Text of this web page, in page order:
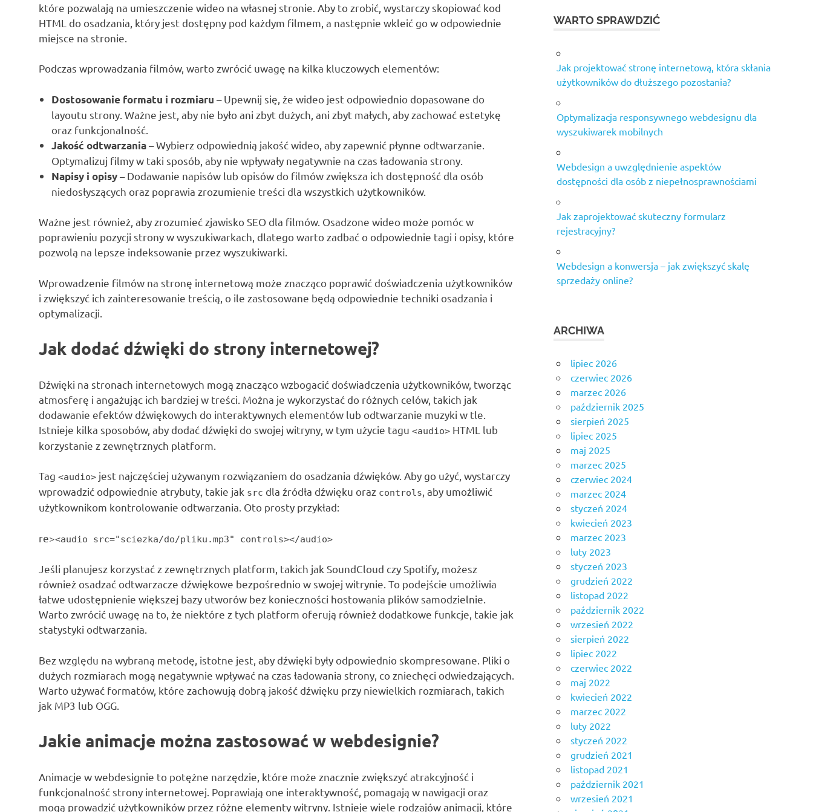
które pozwalają na umieszczenie wideo na własnej stronie. Aby to zrobić, wystarczy skopiować kod
HTML do osadzania, który jest dostępny pod każdym filmem, a następnie wkleić go w odpowiednie
miejsce na stronie.
Podczas wprowadzania filmów, warto zwrócić uwagę na kilka kluczowych elementów:
Dostosowanie formatu i rozmiaru – Upewnij się, że wideo jest odpowiednio dopasowane do
layoutu strony. Ważne jest, aby nie było ani zbyt dużych, ani zbyt małych, aby zachować estetykę
oraz funkcjonalność.
Jakość odtwarzania– Wybierz odpowiednią jakość wideo, aby zapewnić płynne odtwarzanie.
Optymalizuj filmy w taki sposób, aby nie wpływały negatywnie na czas ładowania strony.
Napisy i opisy– Dodawanie napisów lub opisów do filmów zwiększa ich dostępność dla osób
niedosłyszących oraz poprawia zrozumienie treści dla wszystkich użytkowników.
Ważne jest również, aby zrozumieć zjawisko SEO dla filmów. Osadzone wideo może pomóc w
poprawieniu pozycji strony w wyszukiwarkach, dlatego warto zadbać o odpowiednie tagi i opisy, które
pozwolą na lepsze indeksowanie przez wyszukiwarki.
Wprowadzenie filmów na stronę internetową może znacząco poprawić doświadczenia użytkowników
i zwiększyć ich zainteresowanie treścią, o ile zastosowane będą odpowiednie techniki osadzania i
optymalizacji.
Jak dodać dźwięki do strony internetowej?
Dźwięki na stronach internetowych mogą znacząco wzbogacić doświadczenia użytkowników, tworząc
atmosferę i angażując ich bardziej w treści. Można je wykorzystać do różnych celów, takich jak
dodawanie efektów dźwiękowych do interaktywnych elementów lub odtwarzanie muzyki w tle.
Istnieje kilka sposobów, aby dodać dźwięki do swojej witryny, w tym użycie tagu <audio> HTML lub
korzystanie z zewnętrznych platform.
Tag <audio> jest najczęściej używanym rozwiązaniem do osadzania dźwięków. Aby go użyć, wystarczy
wprowadzić odpowiednie atrybuty, takie jak src dla źródła dźwięku oraz controls, aby umożliwić
użytkownikom kontrolowanie odtwarzania. Oto prosty przykład:
re><audio src="sciezka/do/pliku.mp3" controls></audio>
Jeśli planujesz korzystać z zewnętrznych platform, takich jak SoundCloud czy Spotify, możesz
również osadzać odtwarzacze dźwiękowe bezpośrednio w swojej witrynie. To podejście umożliwia
łatwe udostępnienie większej bazy utworów bez konieczności hostowania plików samodzielnie.
Warto zwrócić uwagę na to, że niektóre z tych platform oferują również dodatkowe funkcje, takie jak
statystyki odtwarzania.
Bez względu na wybraną metodę, istotne jest, aby dźwięki były odpowiednio skompresowane. Pliki o
dużych rozmiarach mogą negatywnie wpływać na czas ładowania strony, co zniechęci odwiedzających.
Warto używać formatów, które zachowują dobrą jakość dźwięku przy niewielkich rozmiarach, takich
jak MP3 lub OGG.
Jakie animacje można zastosować w webdesignie?
Animacje w webdesignie to potężne narzędzie, które może znacznie zwiększyć atrakcyjność i
funkcjonalność strony internetowej. Poprawiają one interaktywność, pomagają w nawigacji oraz
mogą prowadzić użytkowników przez różne elementy witryny. Istnieje wiele rodzajów animacji, które
WARTO SPRAWDZIĆ
Jak projektować stronę internetową, która skłania
użytkowników do dłuższego pozostania?
Optymalizacja responsywnego webdesignu dla
wyszukiwarek mobilnych
Webdesign a uwzględnienie aspektów
dostępności dla osób z niepełnosprawnościami
Jak zaprojektować skuteczny formularz
rejestracyjny?
Webdesign a konwersja – jak zwiększyć skalę
sprzedaży online?
ARCHIWA
lipiec 2026
czerwiec 2026
marzec 2026
październik 2025
sierpień 2025
lipiec 2025
maj 2025
marzec 2025
czerwiec 2024
marzec 2024
styczeń 2024
kwiecień 2023
marzec 2023
luty 2023
styczeń 2023
grudzień 2022
listopad 2022
październik 2022
wrzesień 2022
sierpień 2022
lipiec 2022
czerwiec 2022
maj 2022
kwiecień 2022
marzec 2022
luty 2022
styczeń 2022
grudzień 2021
listopad 2021
październik 2021
wrzesień 2021